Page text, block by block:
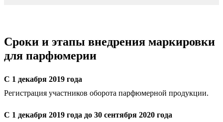
Сроки и этапы внедрения маркировки
для парфюмерии
С 1 декабря 2019 года
Регистрация участников оборота парфюмерной продукции.
С 1 декабря 2019 года до 30 сентября 2020 года